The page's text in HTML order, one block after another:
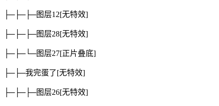
├─├─├─图层12[无特效]
├─├─├─图层28[无特效]
├─├─└─图层27[正片叠底]
├─├─我完蛋了[无特效]
├─├─├─图层26[无特效]